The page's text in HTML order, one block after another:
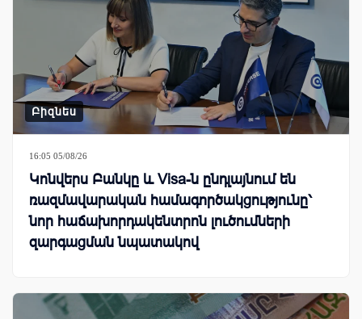
Բիզնես
16:05 05/08/26
Կոնվերս Բանկը և Visa-ն ընդլայնում են
ռազմավարական համագործակցությունը՝
նոր հաճախորդակենտրոն լուծումների
զարգացման նպատակով